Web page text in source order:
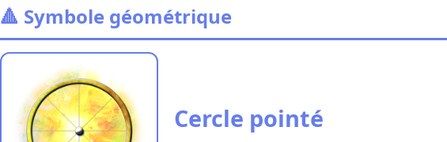
🔺 Symbole géométrique
Cercle pointé